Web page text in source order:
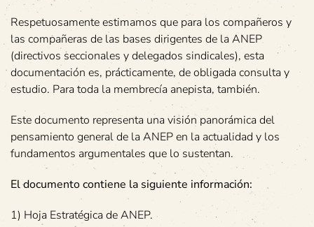
Respetuosamente estimamos que para los compañeros y
las compañeras de las bases dirigentes de la ANEP
(directivos seccionales y delegados sindicales), esta
documentación es, prácticamente, de obligada consulta y
estudio. Para toda la membrecía anepista, también.
Este documento representa una visión panorámica del
pensamiento general de la ANEP en la actualidad y los
fundamentos argumentales que lo sustentan.
El documento contiene la siguiente información:
1) Hoja Estratégica de ANEP.